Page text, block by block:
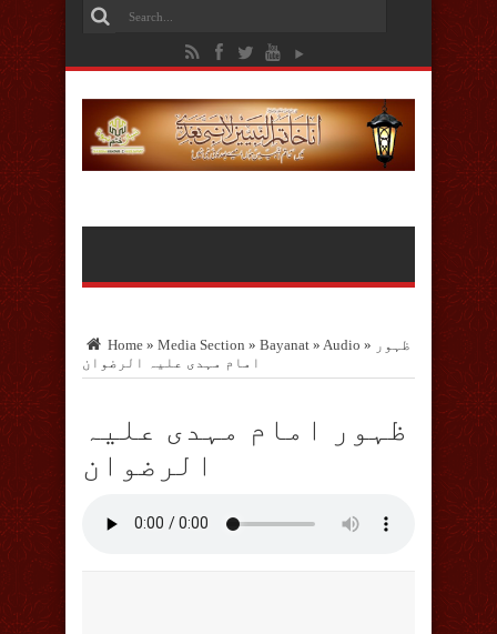
Home » Media Section » Bayanat » Audio » ظہور
امام مہدی علیہ الرضوان
ظہور امام مہدی علیہ
الرضوان